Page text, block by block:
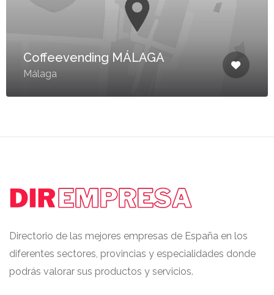
Coffeevending MÁLAGA
Málaga
Directorio de las mejores empresas de España en los
diferentes sectores, provincias y especialidades donde
podrás valorar sus productos y servicios.